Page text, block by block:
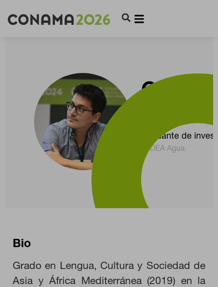
Ayudante de
IMDEA Agua
Bio
Grado en Lengua, Cultura y Sociedad de
Asia y África Mediterránea (2019) en la